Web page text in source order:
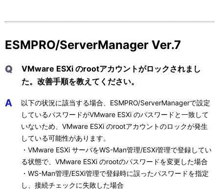
ESMPRO/ServerManager Ver.7
Q
VMware ESXi のrootアカウントがロックされまし
た。改善手順を教えてください。
A
以下の状況に該当する場合、ESMPRO/ServerManagerで設定
しているパスワードがVMware ESXi のパスワードと一致して
いないため、VMware ESXi のrootアカウントのロックが発生
している可能性があります。
・VMware ESXi サーバをWS-Man管理/ESXi管理で登録してい
る状態で、VMware ESXi のrootのパスワードを変更した場合
・WS-Man管理/ESXi管理で登録時に誤ったパスワードを指定
し、接続チェックに失敗した場合